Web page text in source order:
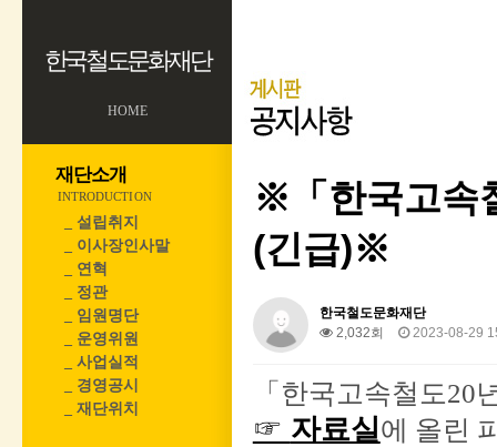
한국철도문화재단
HOME
재단소개
INTRODUCTION
_ 설립취지
_ 이사장인사말
_ 연혁
_ 정관
_ 임원명단
_ 운영위원
_ 사업실적
_ 경영공시
_ 재단위치
※「한국고속
(긴급)※
한국철도문화재단
2,032회
2023-08-29
「한국고속철도20
☞ 자료실에 올린